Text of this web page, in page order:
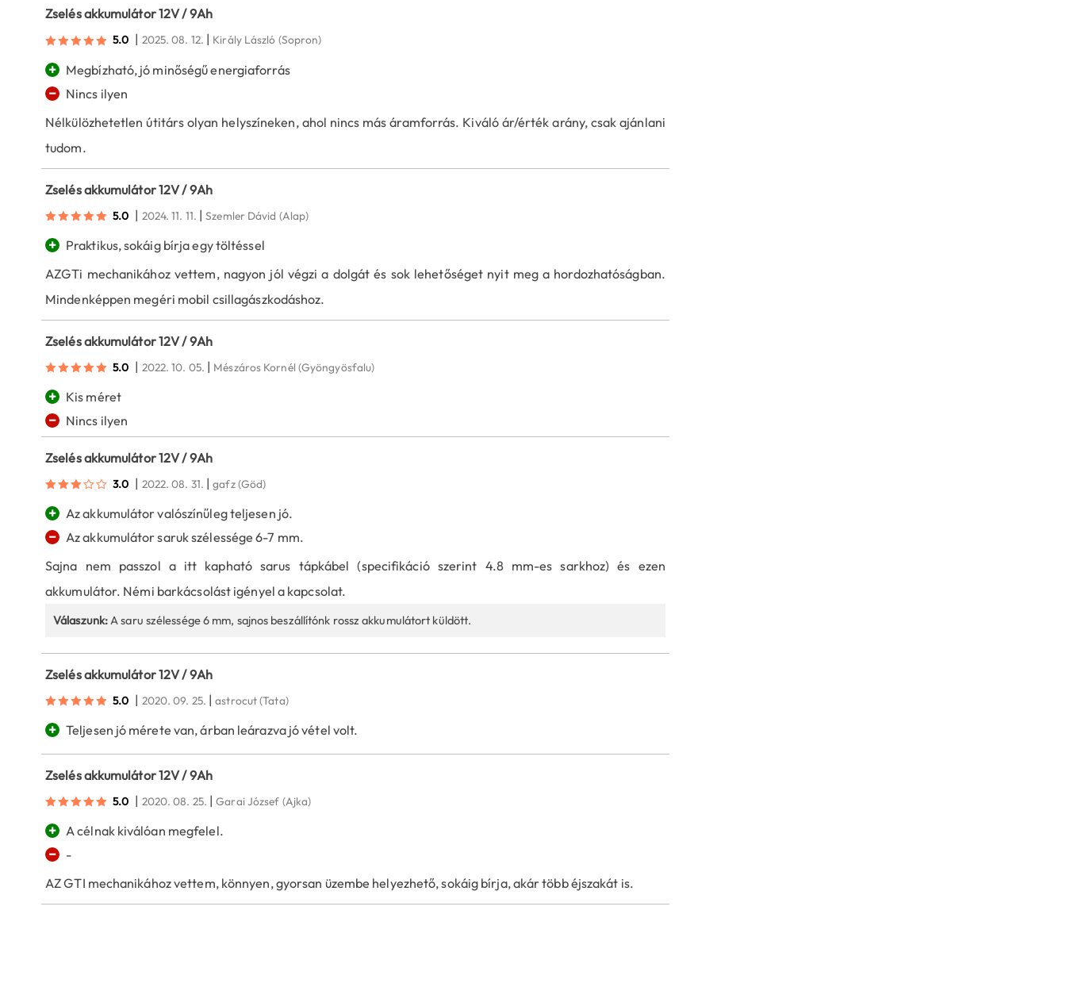
Zselés akkumulátor 12V / 9Ah
5.0 | 2025. 08. 12. | Király László (Sopron)
+ Megbízható, jó minőségű energiaforrás
−
Nincs ilyen
Nélkülözhetetlen útitárs olyan helyszíneken, ahol nincs más áramforrás. Kiváló ár/érték arány, csak ajánlani
tudom.
Zselés akkumulátor 12V / 9Ah
5.0 | 2024. 11. 11. |Szemler Dávid (Alap)
+
Praktikus, sokáig bírja egy töltéssel
AZGTi mechanikához vettem, nagyon jól végzi a dolgát és sok lehetőséget nyit meg a hordozhatóságban.
Mindenképpen megéri mobil csillagászkodáshoz.
Zselés akkumulátor 12V / 9Ah
5.0 | 2022. 10. 05. | Mészáros Kornél (Gyöngyösfalu)
+ Kis méret
− Nincs ilyen
Zselés akkumulátor 12V / 9Ah
3.0 | 2022. 08. 31. |gafz(Göd)
+ Az akkumulátor valószínűleg teljesen jó.
− Az akkumulátor saruk szélessége 6-7 mm.
Sajna nem passzol a itt kapható sarus tápkábel (specifikáció szerint 4.8 mm-es sarkhoz) és ezen
akkumulátor. Némi barkácsolást igényel a kapcsolat.
Válaszunk:A saru szélessége 6 mm, sajnos beszállítónk rossz akkumulátort küldött.
Zselés akkumulátor 12V / 9Ah
5.0 | 2020. 09. 25. |astrocut(Tata)
+ Teljesen jó mérete van, árban leárazva jó vétel volt.
Zselés akkumulátor 12V / 9Ah
5.0 | 2020. 08. 25. |Garai József (Ajka)
+ A célnak kiválóan megfelel.
−
-
AZ GTI mechanikához vettem, könnyen, gyorsan üzembe helyezhető, sokáig bírja, akár több éjszakát is.